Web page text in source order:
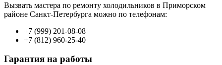
Вызвать мастера по ремонту холодильников в Приморском
районе Санкт-Петербурга можно по телефонам:
+7 (999) 201-08-08
+7 (812) 960-25-40
Гарантия на работы